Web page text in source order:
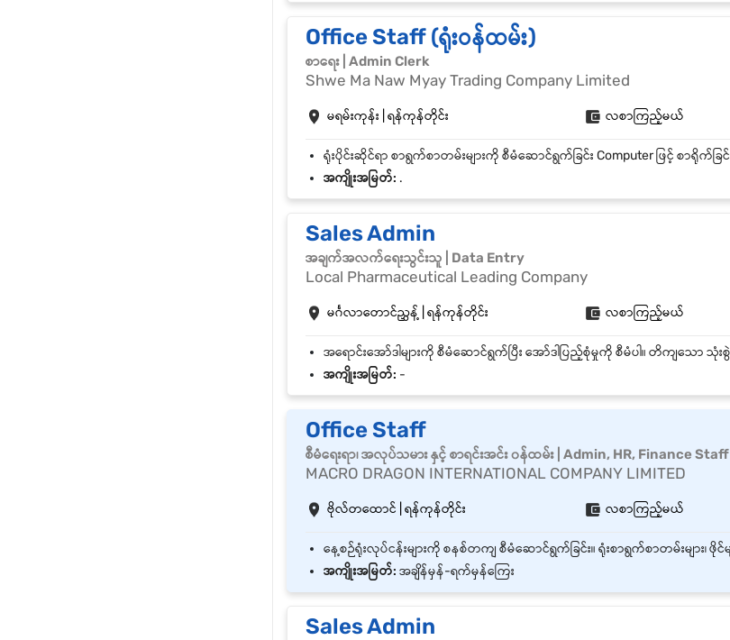
Office Staff (ရုံးဝန်ထမ်း)
စာရေး | Admin Clerk
Shwe Ma Naw Myay Trading Company Limited
မရမ်းကုန်း | ရန်ကုန်တိုင်း လစာကြည့်မယ်
အကျိုးအမြတ်: .
Sales Admin
အချက်အလက်ရေးသွင်းသူ | Data Entry
Local Pharmaceutical Leading Company
မင်္ဂလာတောင်ညွှန့် | ရန်ကုန်တိုင်း လစာကြည့်မယ်
အကျိုးအမြတ်: -
Office Staff
စီမံရေးရာ၊ အလုပ်သမား နှင့် စာရင်းအင်း ၀န်ထမ်း | Admin, HR, Finance Staff
MACRO DRAGON INTERNATIONAL COMPANY LIMITED
ဗိုလ်တထောင် | ရန်ကုန်တိုင်း လစာကြည့်မယ်
အကျိုးအမြတ်: အချိန်မှန်‌-ရက်မှန်ကြေး
Sales Admin